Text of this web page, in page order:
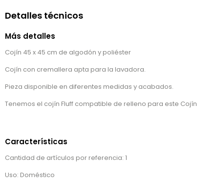
Detalles técnicos
Más detalles
Cojín 45 x 45 cm de algodón y poliéster
Cojín con cremallera apta para la lavadora.
Pieza disponible en diferentes medidas y acabados.
Tenemos el cojín Fluff compatible de relleno para este Cojín
Características
Cantidad de artículos por referencia: 1
Uso: Doméstico